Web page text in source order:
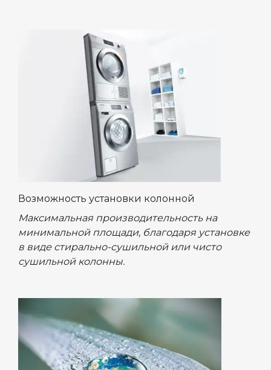
Возможность установки колонной
Максимальная производительность на
минимальной площади, благодаря установке
в виде стирально-сушильной или чисто
сушильной колонны.